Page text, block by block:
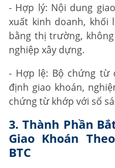
- Hợp lý: Nội dung
xuất kinh doanh, khối
bằng thị trường,
nghiệp xây dựng.
- Hợp lệ: Bộ chứng từ
định giao khoán,
chứng từ khớp với sổ
3. Thành Phần
Giao Khoán
BTC